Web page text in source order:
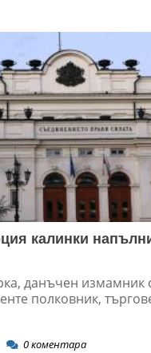
калинки
данъчен измамник
полковник,
0коментара